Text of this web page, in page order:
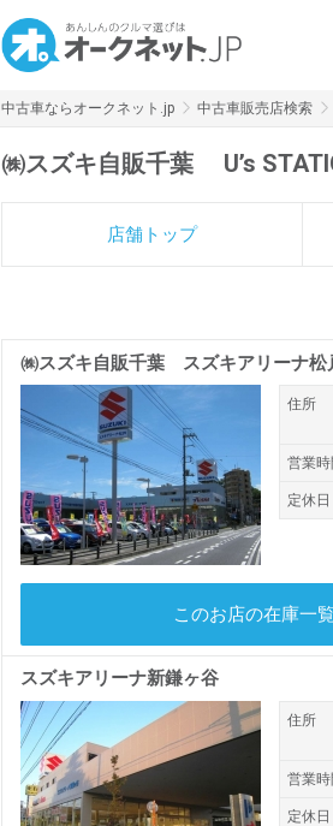
中古車ならオークネット.jp 中古車販売店検索
㈱スズキ自販千葉 U’s
店舗トップ
㈱スズキ自販千葉 スズキアリーナ松
住所
営業
定休日
このお店の在庫一
スズキアリーナ新鎌ヶ谷
住所
営業
定休日